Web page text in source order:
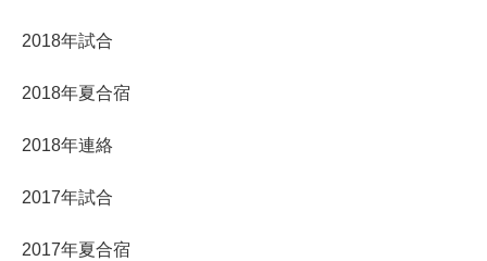
2018年試合
2018年夏合宿
2018年連絡
2017年試合
2017年夏合宿